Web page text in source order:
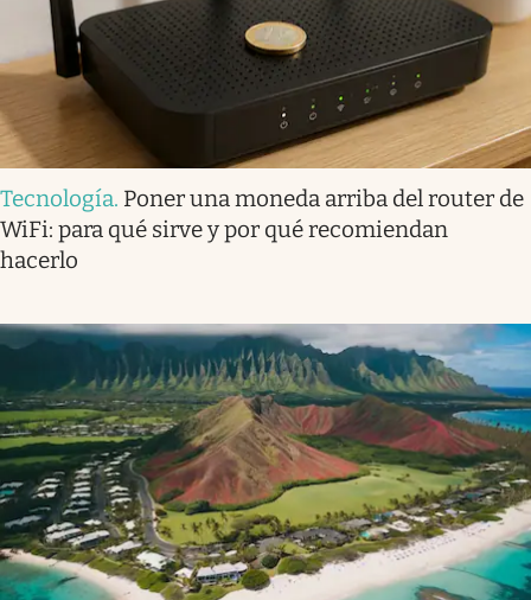
Tecnología. Poner una moneda arriba del router de
WiFi: para qué sirve y por qué recomiendan
hacerlo